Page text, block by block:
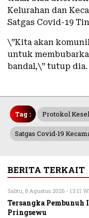
Kelurahan dan
Satgas Covid-19
\”Kita akan
untuk
bandal,\” tutup dia.
Tag : Protokol
Satgas Covid-19
BERITA TERKAIT
Sabtu, 8 Agustus 2026 - 13:11
Tersangka
Pringsewu